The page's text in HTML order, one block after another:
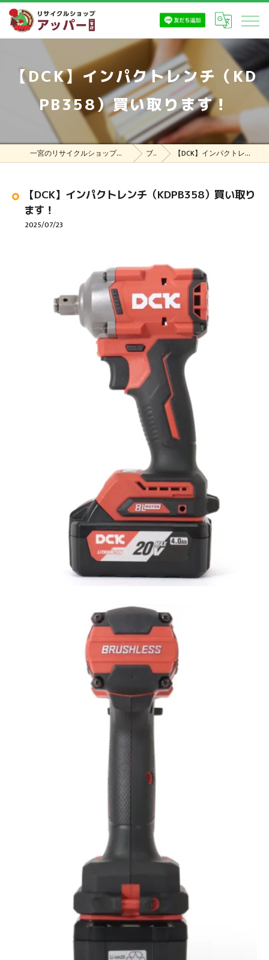
【DCK】インパクトレンチ（KD
PB358）買い取ります！
一宮のリサイクルショップはリサイクルショップ アッパー一宮店 ブログ 【DCK】インパクトレンチ（KDPB358）買い取ります！
【DCK】インパクトレンチ（KDPB358）買い取り
ます！
2025/07/23